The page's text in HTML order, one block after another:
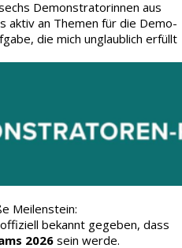
Demonstratorinnen aus
aktiv an Themen für die Demo-
die mich unglaublich erfüllt
Meilenstein:
bekannt gegeben, dass
2026 sein werde.